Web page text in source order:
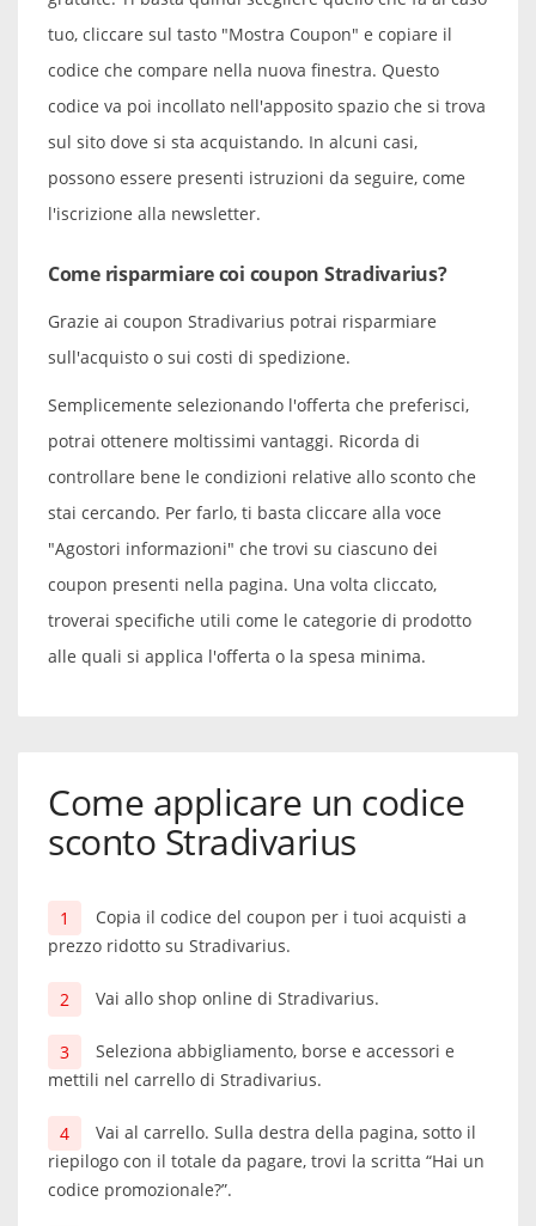
tuo, cliccare sul tasto "Mostra Coupon" e copiare il
codice che compare nella nuova finestra. Questo
codice va poi incollato nell'apposito spazio che si trova
sul sito dove si sta acquistando. In alcuni casi,
possono essere presenti istruzioni da seguire, come
l'iscrizione alla newsletter.
Come risparmiare coi coupon Stradivarius?
Grazie ai coupon Stradivarius potrai risparmiare
sull'acquisto o sui costi di spedizione.
Semplicemente selezionando l'offerta che preferisci,
potrai ottenere moltissimi vantaggi. Ricorda di
controllare bene le condizioni relative allo sconto che
stai cercando. Per farlo, ti basta cliccare alla voce
"Agostori informazioni" che trovi su ciascuno dei
coupon presenti nella pagina. Una volta cliccato,
troverai specifiche utili come le categorie di prodotto
alle quali si applica l'offerta o la spesa minima.
Come applicare un codice
sconto Stradivarius
Copia il codice del coupon per i tuoi acquisti a
prezzo ridotto su Stradivarius.
Vai allo shop online di Stradivarius.
Seleziona abbigliamento, borse e accessori e
mettili nel carrello di Stradivarius.
Vai al carrello. Sulla destra della pagina, sotto il
riepilogo con il totale da pagare, trovi la scritta “Hai un
codice promozionale?”.